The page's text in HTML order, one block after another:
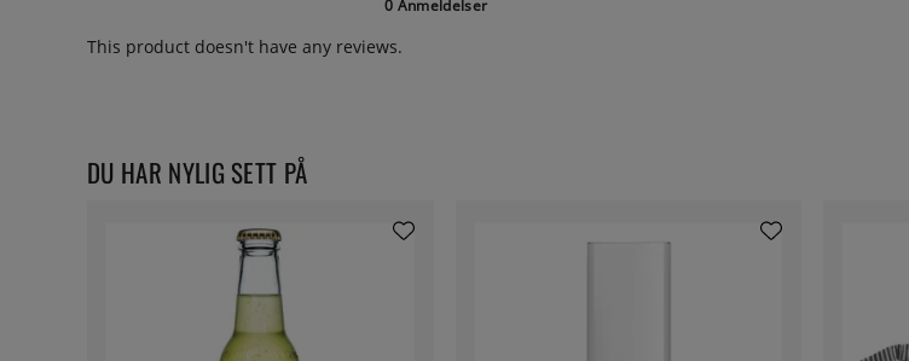
0 Anmeldelser
This product doesn't have any reviews.
DU HAR NYLIG SETT PÅ